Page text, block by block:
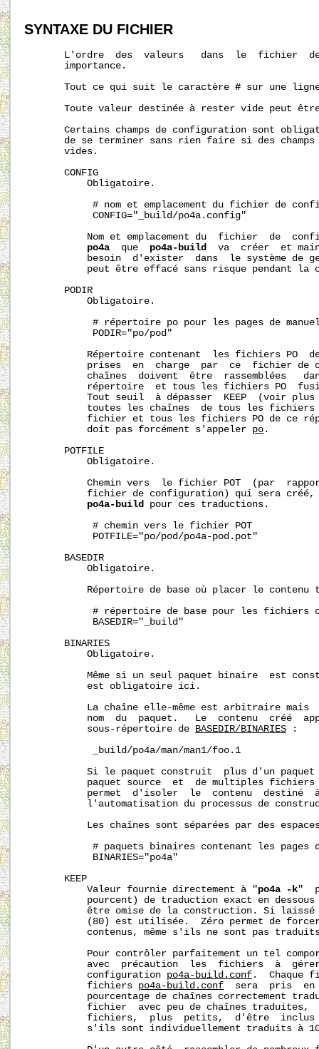
SYNTAXE DU FICHIER
L'ordre  des  valeurs   dans  le  fichier
       importance.
       Tout ce qui suit le caractère
# sur une
Toute valeur destinée à rester vide peut
Certains champs de configuration sont
de se terminer sans rien faire si des
       vides.
       CONFIG
           Obligatoire.
# nom et emplacement du fichier de
            CONFIG="_build/po4a.config"
Nom et emplacement du  fichier  de
po4a
  que
po4a-build
va  créer  et
besoin  d'exister  dans  le système de
peut être effacé sans risque pendant la
       PODIR
           Obligatoire.
# répertoire po pour les pages de
            PODIR="po/pod"
Répertoire contenant  les fichiers PO
prises  en  charge  par  ce  fichier de
chaînes  doivent  être  rassemblées
répertoire  et tous les fichiers PO
Tout seuil  à dépasser  KEEP  (voir
toutes les chaînes  de tous les
fichier et tous les fichiers PO de ce
           doit pas forcément s'appeler
po .
       POTFILE
           Obligatoire.
Chemin vers  le fichier POT  (par
fichier de configuration) qui sera
po4a-build
pour ces traductions.
            # chemin vers le fichier POT
            POTFILE="po/pod/po4a-pod.pot"
       BASEDIR
           Obligatoire.
Répertoire de base où placer le contenu
# répertoire de base pour les fichiers
            BASEDIR="_build"
       BINARIES
           Obligatoire.
Même si un seul paquet binaire  est
           est obligatoire ici.
La chaîne elle-même est arbitraire mais
nom  du  paquet.   Le  contenu  créé
           sous-répertoire de
BASEDIR/BINARIES :
            _build/po4a/man/man1/foo.1
Si le paquet construit  plus d'un
paquet source  et  de multiples
permet  d'isoler  le  contenu  destiné
l'automatisation du processus de
Les chaînes sont séparées par des
# paquets binaires contenant les pages
            BINARIES="po4a"
       KEEP
           Valeur fournie directement à "
po4a -k"
pourcent) de traduction exact en
être omise de la construction. Si
(80) est utilisée.  Zéro permet de
contenus, même s'ils ne sont pas
Pour contrôler parfaitement un tel
avec  précaution  les  fichiers  à
           configuration
po4a-build.conf .  Chaque
           fichiers
po4a-build.conf
sera  pris  en
pourcentage de chaînes correctement
fichier  avec peu de chaînes traduites,
fichiers,  plus  petits,  d'être
s'ils sont individuellement traduits à